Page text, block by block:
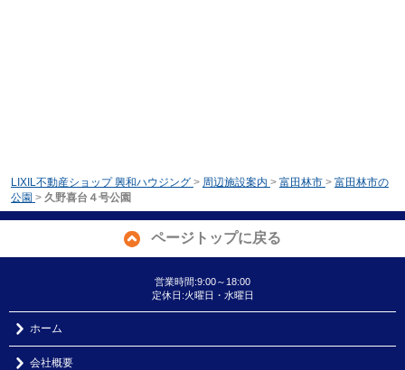
LIXIL不動産ショップ 興和ハウジング > 周辺施設案内 > 富田林市 > 富田林市の
公園 > 久野喜台４号公園
ページトップに戻る
営業時間:9:00～18:00
定休日:火曜日・水曜日
ホーム
会社概要